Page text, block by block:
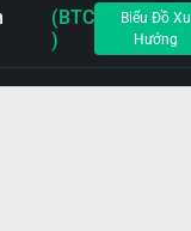
(BTC
)
Biểu Đồ Xu
Hướng